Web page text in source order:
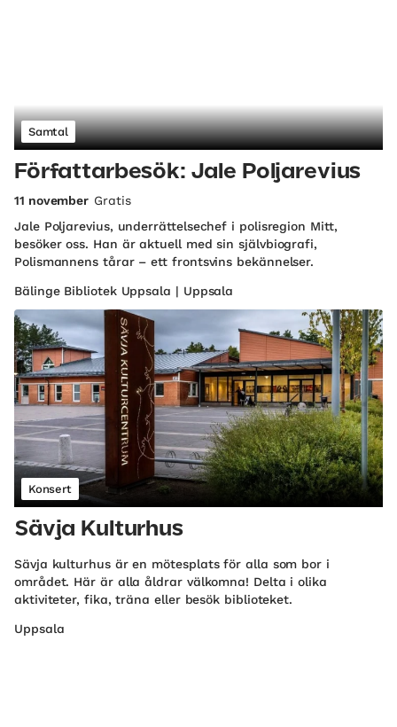
Samtal
Författarbesök: Jale Poljarevius
11 november Gratis
Jale Poljarevius, underrättelsechef i polisregion Mitt,
besöker oss. Han är aktuell med sin självbiografi,
Polismannens tårar – ett frontsvins bekännelser.
Bälinge Bibliotek Uppsala | Uppsala
Konsert
Sävja Kulturhus
Sävja kulturhus är en mötesplats för alla som bor i
området. Här är alla åldrar välkomna! Delta i olika
aktiviteter, fika, träna eller besök biblioteket.
Uppsala